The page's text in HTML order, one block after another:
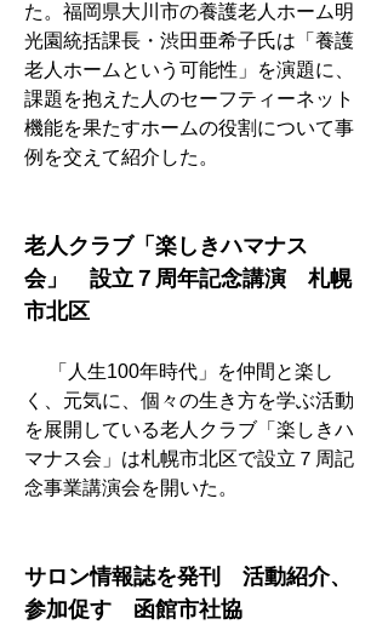
た。福岡県大川市の養護老人ホーム明
光園統括課長・渋田亜希子氏は「養護
老人ホームという可能性」を演題に、
課題を抱えた人のセーフティーネット
機能を果たすホームの役割について事
例を交えて紹介した。
老人クラブ「楽しきハマナス
会」　設立７周年記念講演　札幌
市北区
「人生100年時代」を仲間と楽し
く、元気に、個々の生き方を学ぶ活動
を展開している老人クラブ「楽しきハ
マナス会」は札幌市北区で設立７周記
念事業講演会を開いた。
サロン情報誌を発刊　活動紹介、
参加促す　函館市社協